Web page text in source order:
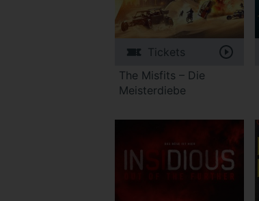
Tickets
The Misfits – Die
Meisterdiebe